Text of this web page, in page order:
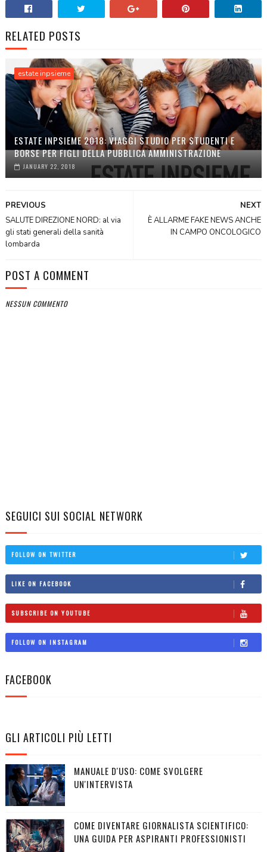
RELATED POSTS
estate inpsieme
ESTATE INPSIEME 2018: VIAGGI STUDIO PER STUDENTI E
BORSE PER FIGLI DELLA PUBBLICA AMMINISTRAZIONE
JANUARY 22, 2018
NEXT
È ALLARME FAKE NEWS ANCHE
IN CAMPO ONCOLOGICO
PREVIOUS
SALUTE DIREZIONE NORD: al via
gli stati generali della sanità
lombarda
POST A COMMENT
NESSUN COMMENTO
SEGUICI SUI SOCIAL NETWORK
FOLLOW ON TWITTER
LIKE ON FACEBOOK
SUBSCRIBE ON YOUTUBE
FOLLOW ON INSTAGRAM
FACEBOOK
GLI ARTICOLI PIÙ LETTI
MANUALE D'USO: COME SVOLGERE
UN'INTERVISTA
COME DIVENTARE GIORNALISTA SCIENTIFICO:
UNA GUIDA PER ASPIRANTI PROFESSIONISTI